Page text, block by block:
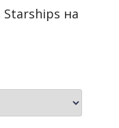
Starships на